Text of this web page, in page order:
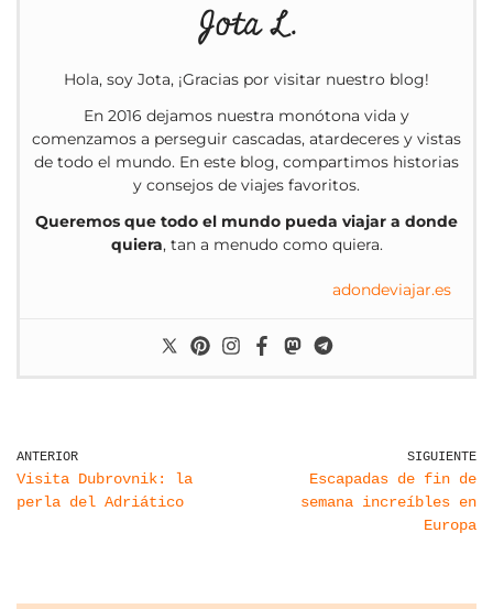
Jota L.
Hola, soy Jota, ¡Gracias por visitar nuestro blog!
En 2016 dejamos nuestra monótona vida y
comenzamos a perseguir cascadas, atardeceres y vistas
de todo el mundo. En este blog, compartimos historias
y consejos de viajes favoritos.
Queremos que todo el mundo pueda viajar a donde
quiera, tan a menudo como quiera.
adondeviajar.es
ANTERIOR
Visita Dubrovnik: la
perla del Adriático
SIGUIENTE
Escapadas de fin de
semana increíbles en
Europa